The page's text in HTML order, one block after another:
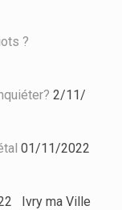
?
2/11/
01/11/2022
Ivry ma Ville